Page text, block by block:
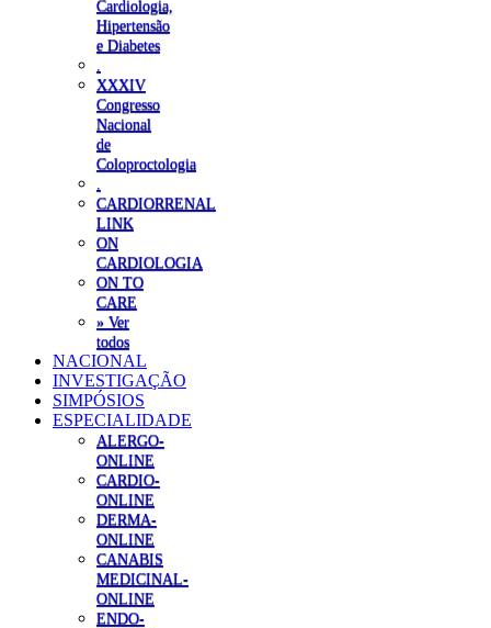
Cardiologia,
Hipertensão
e Diabetes
XXXIV
Congresso
Nacional
de
Coloproctologia
CARDIORRENAL
LINK
ON
CARDIOLOGIA
ON TO
CARE
» Ver
todos
NACIONAL
INVESTIGAÇÃO
SIMPÓSIOS
ESPECIALIDADE
ALERGO-
ONLINE
CARDIO-
ONLINE
DERMA-
ONLINE
CANABIS
MEDICINAL-
ONLINE
ENDO-